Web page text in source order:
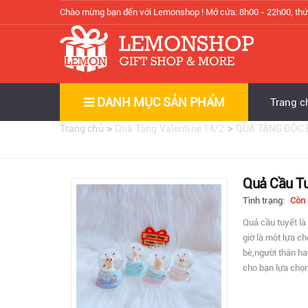
Chào mừng bạn đến với Lemonshop ! Mở cửa: 8h00 - 22h00,
DANH MỤC SẢN PHẨM Trang
Trang chủ > Quà Tặng Valentine 14/2 > QUÀ TẶNG ĐỘC
Quả Cầu
Tình trạng: Còn
Quả cầu tuyết
giờ là một lựa
bè,người thân
cho bạn lựa